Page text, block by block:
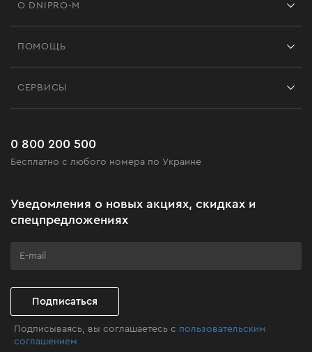
О DNIPRO-M
Черная пятница
Клуб мастерства
ПОМОЩЬ
Часто задаваемые вопросы
СЕРВИСЫ
0 800 200 500
Бесплатно с любого номера по Украине
Уведомления о новых акциях, скидках и
спецпредложениях
Подписаться
Подписываясь, вы соглашаетесь с пользовательским
соглашением